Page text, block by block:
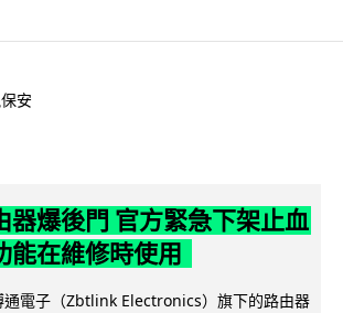
安
器爆後門 官方緊急下架止血
能在維修時使用
通電子（Zbtlink Electronics）旗下的路由器